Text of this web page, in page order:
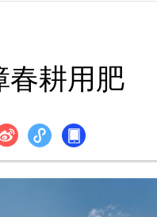
耕用肥